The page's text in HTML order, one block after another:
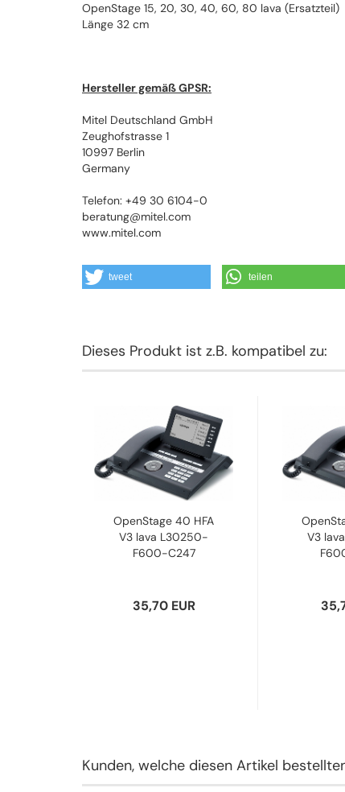
OpenStage 15, 20, 30, 40, 60, 80 lava (Ersatzteil)
Länge 32 cm
Hersteller gemäß GPSR:
Mitel Deutschland GmbH
Zeughofstrasse 1
10997 Berlin
Germany
Telefon: +49 30 6104-0
beratung@mitel.com
www.mitel.com
tweet teilen
Dieses Produkt ist z.B. kompatibel zu:
OpenStage 40 HFA
V3 lava L30250-
F600-C247
35,70 EUR
V3
Kunden, welche diesen Artikel